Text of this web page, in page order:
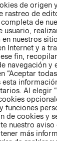
de origen
rastreo de
de
usuario,
en nuestros
Internet y a
fin,
navegación y
“Aceptar
Al elegir
funciones
de cookies y
nuestro
más